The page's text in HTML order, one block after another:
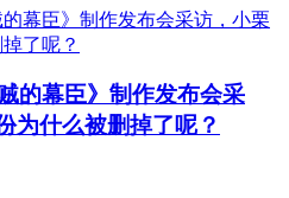
的幕臣》制作发布会采
为什么被删掉了呢？